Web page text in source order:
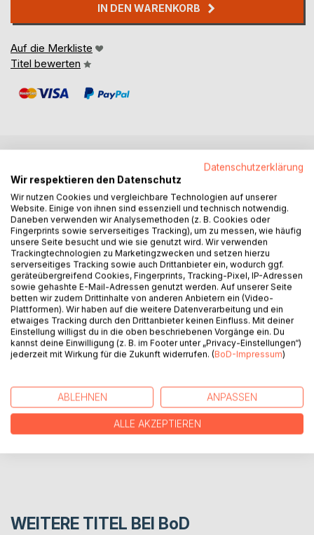
IN DEN WARENKORB
Auf die Merkliste
Titel bewerten
'Nordsøen' oder 'Vesterhavet', so nennen die Dänen ihre
Nordsee. Hagar hat sich entschlossen eine Solotour im
Seekajak entlang der dänischen Halbinsel Jütland zu
machen; so ganz schön am Rande dieser Nordsøen.
Seekajaktouren macht man grundsätzlich nicht allein, aber
mangels Mitpaddler entscheidet Hagar diese goldene
Regel zu ignorieren. Ob das so eine vernünftige
Entscheidung war...
AUTOR/IN
PRESSESTIMMEN
WEITERE TITEL BEI BoD
Datenschutzerklärung
Wir respektieren den Datenschutz
Wir nutzen Cookies und vergleichbare Technologien auf unserer
Website. Einige von ihnen sind essenziell und technisch notwendig.
Daneben verwenden wir Analysemethoden (z. B. Cookies oder
Fingerprints sowie serverseitiges Tracking), um zu messen, wie häufig
unsere Seite besucht und wie sie genutzt wird. Wir verwenden
Trackingtechnologien zu Marketingzwecken und setzen hierzu
serverseitiges Tracking sowie auch Drittanbieter ein, wodurch ggf.
geräteübergreifend Cookies, Fingerprints, Tracking-Pixel, IP-Adressen
sowie gehashte E-Mail-Adressen genutzt werden. Auf unserer Seite
betten wir zudem Drittinhalte von anderen Anbietern ein (Video-
Plattformen). Wir haben auf die weitere Datenverarbeitung und ein
etwaiges Tracking durch den Drittanbieter keinen Einfluss. Mit deiner
Einstellung willigst du in die oben beschriebenen Vorgänge ein. Du
kannst deine Einwilligung (z. B. im Footer unter „Privacy-Einstellungen“)
jederzeit mit Wirkung für die Zukunft widerrufen. (BoD-Impressum)
ABLEHNEN ANPASSEN
ALLE AKZEPTIEREN